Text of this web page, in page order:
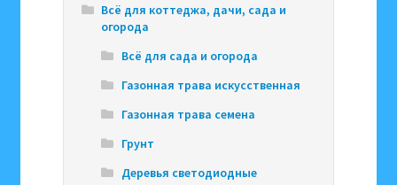
Всё для коттеджа, дачи, сада и
огорода
Всё для сада и огорода
Газонная трава искусственная
Газонная трава семена
Грунт
Деревья светодиодные